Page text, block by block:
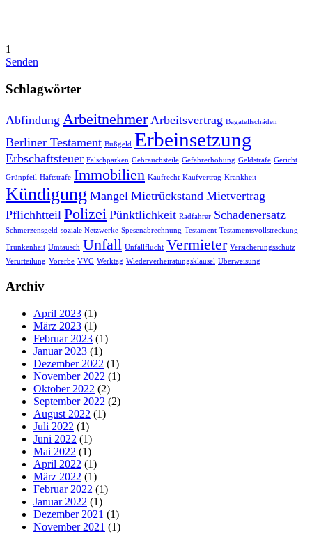
1
Senden
Schlagwörter
Abfindung Arbeitnehmer Arbeitsvertrag Bagatellschäden
Berliner Testament Bußgeld Erbeinsetzung
Erbschaftsteuer Falschparken Gebrauchsteile Gefahrerhöhung Geldstrafe Gericht
Grünpfeil Haftstrafe Immobilien Kaufrecht Kaufvertrag Krankheit
Kündigung Mangel Mietrückstand Mietvertrag
Pflichhtteil Polizei Pünktlichkeit Radfahrer Schadenersatz
Schmerzensgeld soziale Netzwerke Spesenabrechnung Testament Testamentsvollstreckung
Trunkenheit Umtausch Unfall Unfallflucht Vermieter Versicherungsschutz
Verurteilung Vorerbe VVG Werktag Wiederverheiratungsklausel Überweisung
Archiv
April 2023 (1)
März 2023 (1)
Februar 2023 (1)
Januar 2023 (1)
Dezember 2022 (1)
November 2022 (1)
Oktober 2022 (2)
September 2022 (2)
August 2022 (1)
Juli 2022 (1)
Juni 2022 (1)
Mai 2022 (1)
April 2022 (1)
März 2022 (1)
Februar 2022 (1)
Januar 2022 (1)
Dezember 2021 (1)
November 2021 (1)